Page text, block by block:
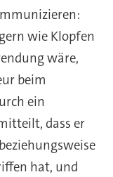
wie Klopfen
wäre,
beim
ein
dass er
hat, und